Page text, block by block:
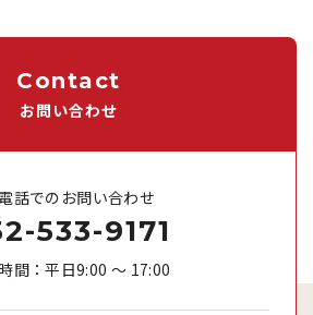
Contact
お問い合わせ
話でのお問い合わせ
533-9171
間：平日9:00 ～ 17:00